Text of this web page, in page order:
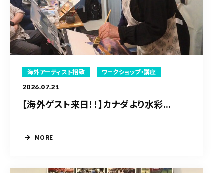
海外アーティスト招致 ワークショップ・講座
2026.07.21
【海外ゲスト来日！！】カナダより水彩...
MORE